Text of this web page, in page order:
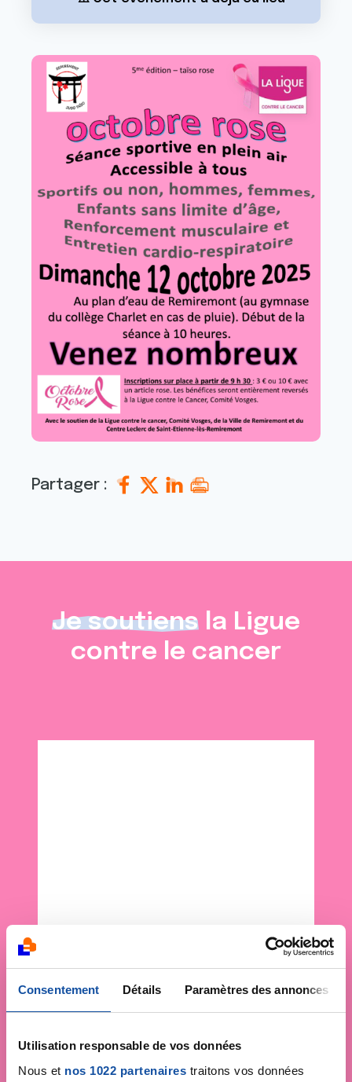
Consentement Détails Paramètres des annonces
Utilisation responsable de vos données
Nous et nos 1022 partenaires traitons vos données
Partager :
Je soutiens la Ligue
contre le cancer